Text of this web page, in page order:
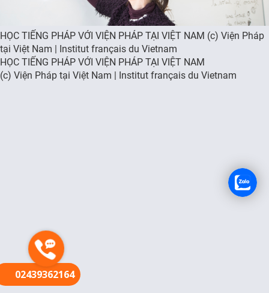
HỌC TIẾNG PHÁP VỚI VIỆN PHÁP TẠI VIỆT NAM (c) Viện Pháp
tại Việt Nam | Institut français du Vietnam
HỌC TIẾNG PHÁP VỚI VIỆN PHÁP TẠI VIỆT NAM
(c) Viện Pháp tại Việt Nam | Institut français du Vietnam
02439362164